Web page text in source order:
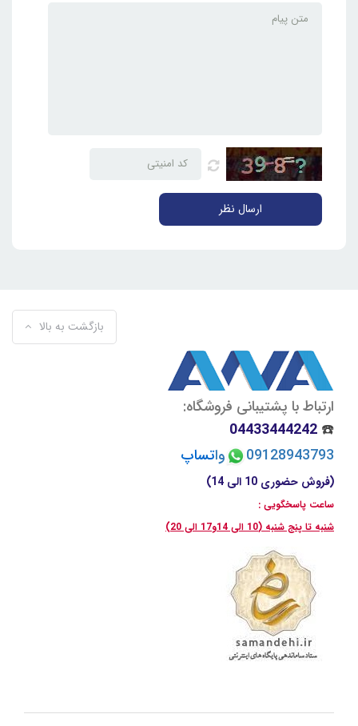
ارسال نظر
بازگشت به بالا
ارتباط با پشتیبانی فروشگاه:
☎️
04433444242
09128943793
واتساپ
(فروش حضوری 10 الی 14)
ساعت پاسخگویی :
شنبه تا پنج شنبه (10 الی 14و17 الی 20)